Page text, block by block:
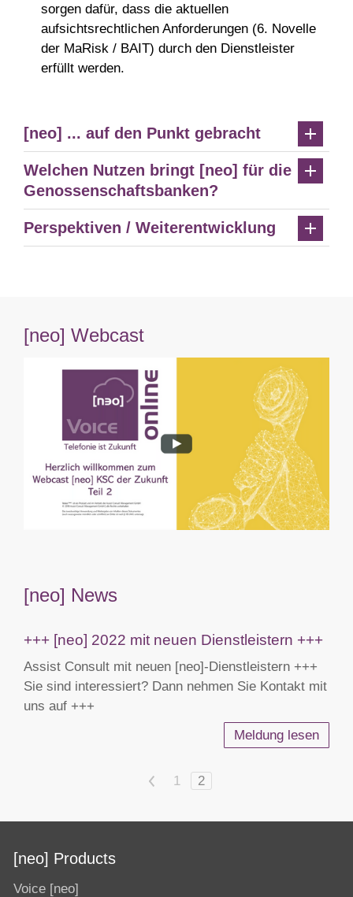
sorgen dafür, dass die aktuellen
aufsichtsrechtlichen Anforderungen (6. Novelle
der MaRisk / BAIT) durch den Dienstleister
erfüllt werden.
[neo] ... auf den Punkt gebracht
Welchen Nutzen bringt [neo] für die
Genossenschaftsbanken?
Perspektiven / Weiterentwicklung
[neo] Webcast
[neo] News
+++ [neo] 2022 mit neuen Dienstleistern +++
Assist Consult mit neuen [neo]-Dienstleistern +++
Sie sind interessiert? Dann nehmen Sie Kontakt mit
uns auf +++
Meldung lesen
< 1 2
[neo] Products
Voice [neo]